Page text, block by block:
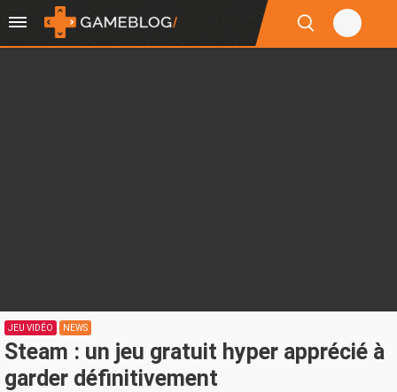
JEU VIDÉO NEWS
Steam : un jeu gratuit hyper apprécié à
garder définitivement